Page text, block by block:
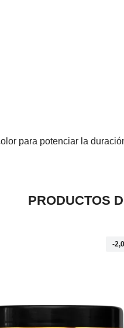
para potenciar la
PRODUCTOS